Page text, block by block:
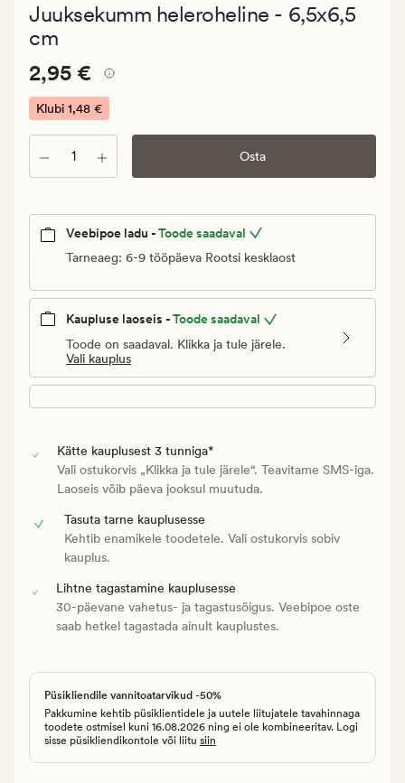
keskmise
hinnanguga
Juuksekumm heleroheline - 6,5x6,5
cm
Pris_ee
2,95
€.
Klubi
1,48
€
Pris_ee 2,95 €
2,95 €
Klubi 1,48 €
Kogus Osta
Veebipoe ladu -Toode saadaval
Tarneaeg: 6-9 tööpäeva Rootsi kesklaost
Kaupluse laoseis -Toode saadaval
Toode on saadaval. Klikka ja tule järele.
Vali kauplus
Kätte kauplusest 3 tunniga*
Vali ostukorvis „Klikka ja tule järele“. Teavitame SMS-iga.
Laoseis võib päeva jooksul muutuda.
Tasuta tarne kauplusesse
Kehtib enamikele toodetele. Vali ostukorvis sobiv
kauplus.
Lihtne tagastamine kauplusesse
30-päevane vahetus- ja tagastusõigus. Veebipoe oste
saab hetkel tagastada ainult kauplustes.
Püsikliendile vannitoatarvikud -50%
Pakkumine kehtib püsiklientidele ja uutele liitujatele tavahinnaga
toodete ostmisel kuni 16.08.2026 ning ei ole kombineeritav. Logi
sisse püsikliendikontole või liitu siin